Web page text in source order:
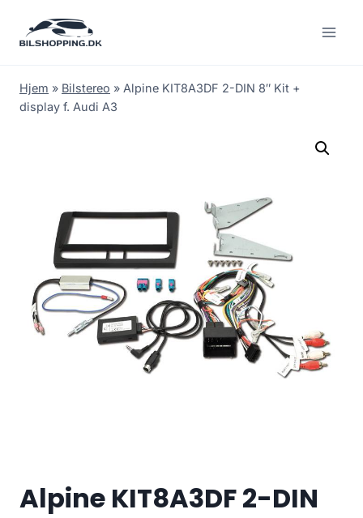
Hjem » Bilstereo » Alpine KIT8A3DF 2-DIN 8″ Kit +
display f. Audi A3
Alpine KIT8A3DF 2-DIN